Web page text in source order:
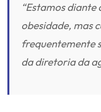
“Estamos
obesidade, mas
frequentemente
da diretoria da